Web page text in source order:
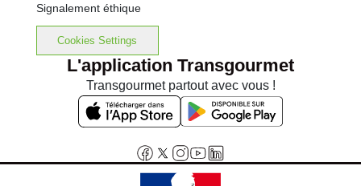
Signalement éthique
Cookies Settings
L'application Transgourmet
Transgourmet partout avec vous !